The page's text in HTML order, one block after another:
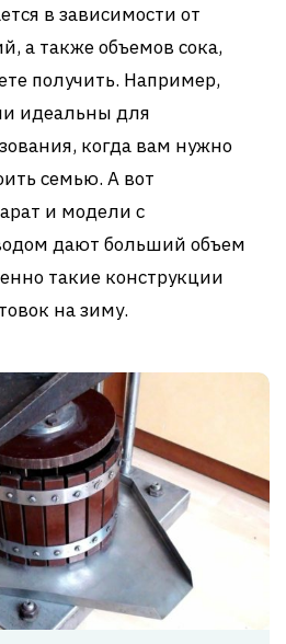
в зависимости от
а также объемов сока,
получить. Например,
идеальны для
когда вам нужно
семью. А вот
и модели с
дают больший объем
такие конструкции
на зиму.